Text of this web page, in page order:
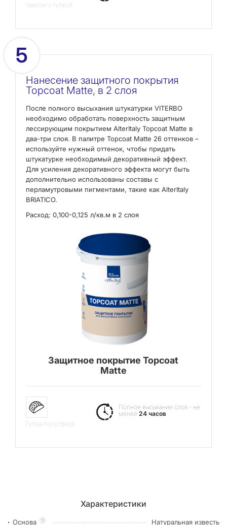
тампон с губкой
5
Нанесение защитного покрытия
Topcoat Matte, в 2 слоя
После полного высыхания штукатурки VITERBO
необходимо обработать поверхность защитным
лессирующим покрытием AlterItaly Topcoat Matte в
два-три слоя. В палитре Topcoat Matte 26 оттенков –
используйте нужный оттенок, чтобы придать
штукатурке необходимый декоративный эффект.
Для усиления декоративного эффекта могут быть
дополнительно использованы составы с
перламутровыми пигментами, такие как AlterItaly
BRIATICO.
Расход: 0,100-0,125 л/кв.м в 2 слоя
Защитное покрытие Topcoat
Matte
Губка полусфера
Полное высыхание слоя - не
менее24 часов
Характеристики
?
Основа Натуральная известь